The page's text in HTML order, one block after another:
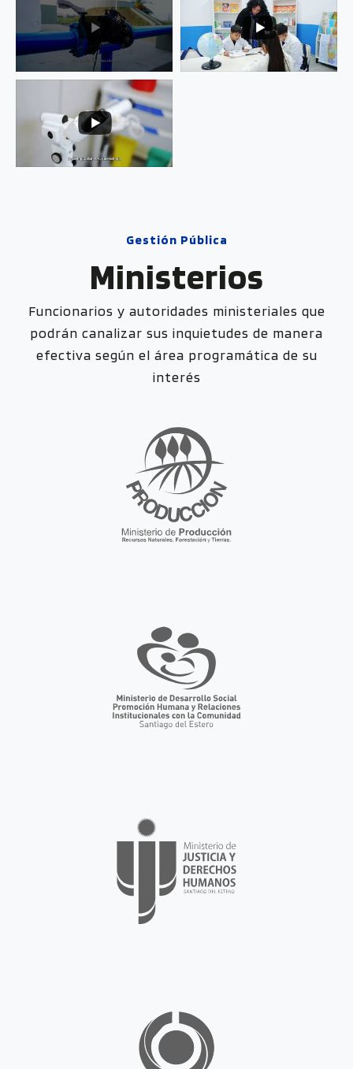
Gestión Pública
Ministerios
Funcionarios y autoridades ministeriales que
podrán canalizar sus inquietudes de manera
efectiva según el área programática de su
interés